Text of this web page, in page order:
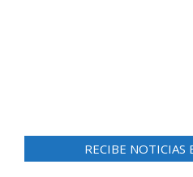
RECIBE NOTICIAS